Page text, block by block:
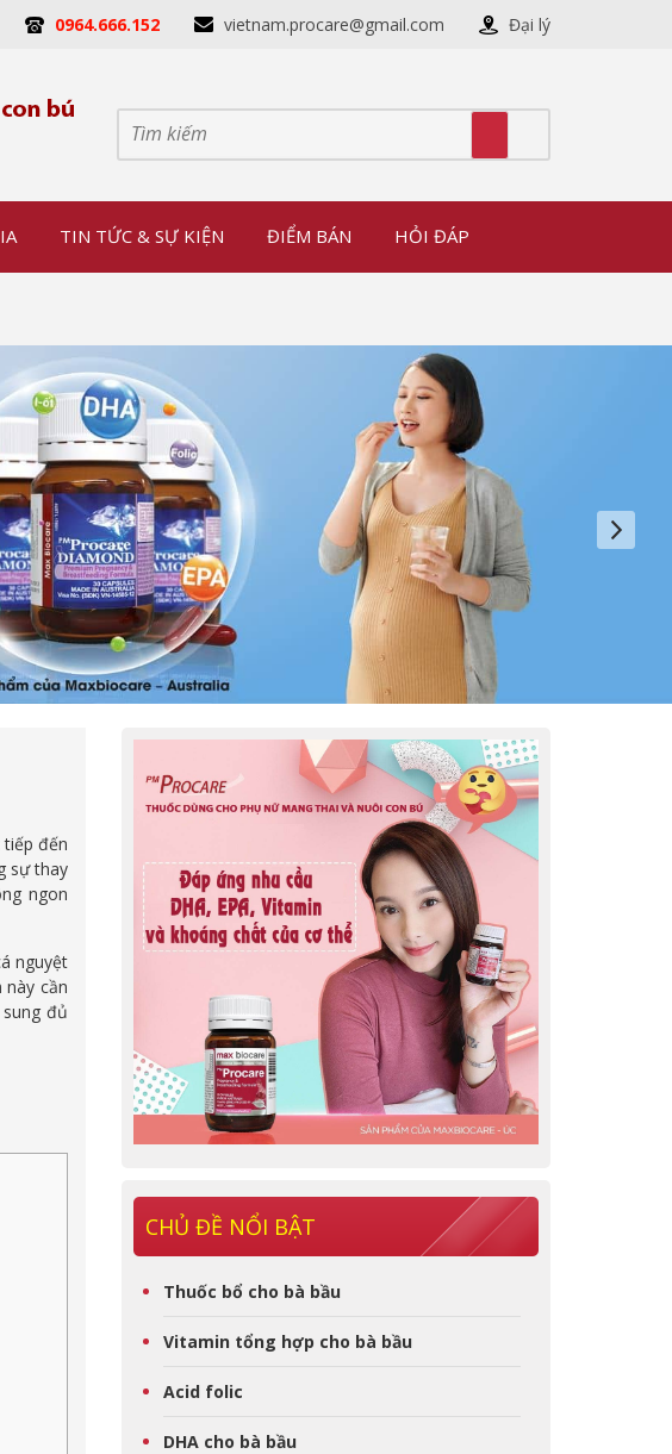
0964.666.152 vietnam.procare@gmail.com Đại lý
TIN TỨC & SỰ KIỆN ĐIỂM BÁN HỎI ĐÁP
đến
sự thay
ngon
nguyệt
cần
đủ
CHỦ ĐỀ NỔI BẬT
Thuốc bổ cho bà bầu
Vitamin tổng hợp cho bà bầu
Acid folic
DHA cho bà bầu